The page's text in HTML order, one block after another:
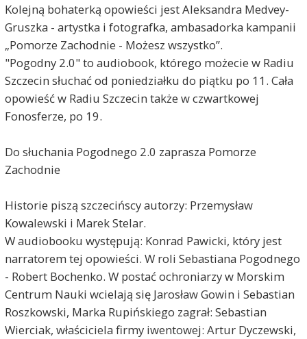
Kolejną bohaterką opowieści jest Aleksandra Medvey-
Gruszka - artystka i fotografka, ambasadorka kampanii
„Pomorze Zachodnie - Możesz wszystko”.
"Pogodny 2.0" to audiobook, którego możecie w Radiu
Szczecin słuchać od poniedziałku do piątku po 11. Cała
opowieść w Radiu Szczecin także w czwartkowej
Fonosferze, po 19.
Do słuchania Pogodnego 2.0 zaprasza Pomorze
Zachodnie
Historie piszą szczecińscy autorzy: Przemysław
Kowalewski i Marek Stelar.
W audiobooku występują: Konrad Pawicki, który jest
narratorem tej opowieści. W roli Sebastiana Pogodnego
- Robert Bochenko. W postać ochroniarzy w Morskim
Centrum Nauki wcielają się Jarosław Gowin i Sebastian
Roszkowski, Marka Rupińskiego zagrał: Sebastian
Wierciak, właściciela firmy iwentowej: Artur Dyczewski,